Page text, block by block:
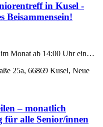
in Kusel -
Beisammensein!
Monat ab 14:00 Uhr ein…
25a, 66869 Kusel, Neue
– monatlich
für alle Senior/innen